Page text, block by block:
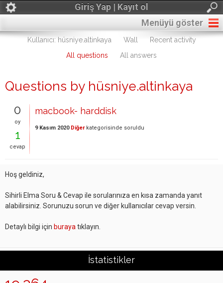
Giriş Yap | Kayıt ol
Menüyü göster
Kullanıcı: hüsniye.altinkaya Wall
Recent activity
All questions
All answers
Questions by hüsniye.altinkaya
0
oy
1
cevap
macbook- harddisk
9 Kasım 2020 Diğerkategorisinde soruldu
Hoş geldiniz,
Sihirli Elma Soru & Cevap ile sorularınıza en kısa zamanda yanıt
alabilirsiniz. Sorunuzu sorun ve diğer kullanıcılar cevap versin.
Detaylı bilgi için buraya tıklayın.
İstatistikler